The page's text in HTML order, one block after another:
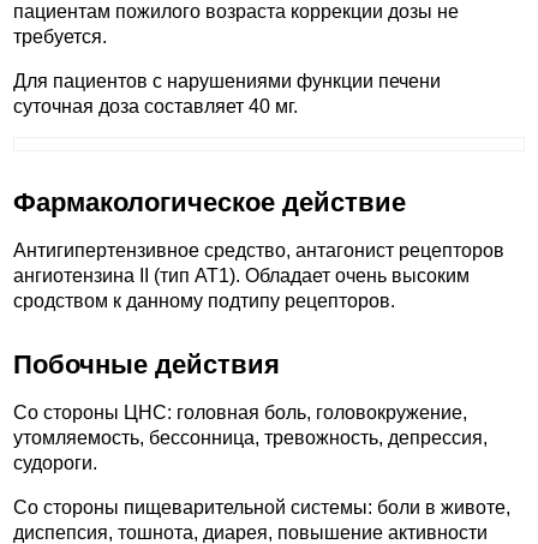
пациентам пожилого возраста коррекции дозы не
требуется.
Для пациентов с нарушениями функции печени
суточная доза составляет 40 мг.
Фармакологическое действие
Антигипертензивное средство, антагонист рецепторов
ангиотензина II (тип АТ1). Обладает очень высоким
сродством к данному подтипу рецепторов.
Побочные действия
Со стороны ЦНС: головная боль, головокружение,
утомляемость, бессонница, тревожность, депрессия,
судороги.
Со стороны пищеварительной системы: боли в животе,
диспепсия, тошнота, диарея, повышение активности